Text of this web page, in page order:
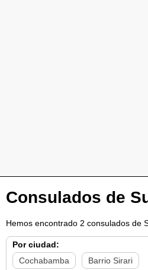
Consulados de
Hemos encontrado 2 consulados de
Por ciudad:
Cochabamba
Barrio Sirari